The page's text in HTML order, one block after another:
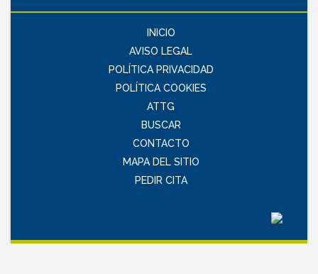
INICIO
AVISO LEGAL
POLÍTICA PRIVACIDAD
POLÍTICA COOKIES
ATTG
BUSCAR
CONTACTO
MAPA DEL SITIO
PEDIR CITA